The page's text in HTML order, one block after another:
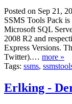
Posted on Sep 21,
SSMS Tools Pack
Microsoft SQL
2008 R2 and
Express Versions.
Twitter).… more »
Tags: ssms,
Erlking -